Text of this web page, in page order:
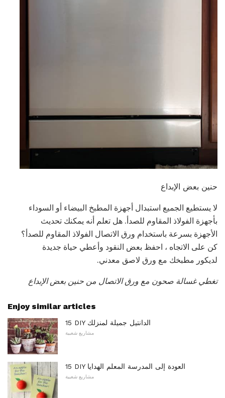
حنين بعض الإبداع
لا يستطيع الجميع استبدال أجهزة المطبخ البيضاء أو السوداء
بأجهزة الفولاذ المقاوم للصدأ. هل تعلم أنه يمكنك تحديث
الأجهزة بسرعة باستخدام ورق الاتصال الفولاذ المقاوم للصدأ؟
كن على الاتجاه ، احفظ بعض النقود وأعطي حياة جديدة
لديكور مطبخك مع ورق لاصق معدني.
تغطي غسالة صحون مع ورق الاتصال من حنين بعض الإبداع
Enjoy similar articles
15 DIY الدانتيل جميلة لمنزلك
مشاريع شعبية
15 DIY العودة إلى المدرسة المعلم الهدايا
مشاريع شعبية